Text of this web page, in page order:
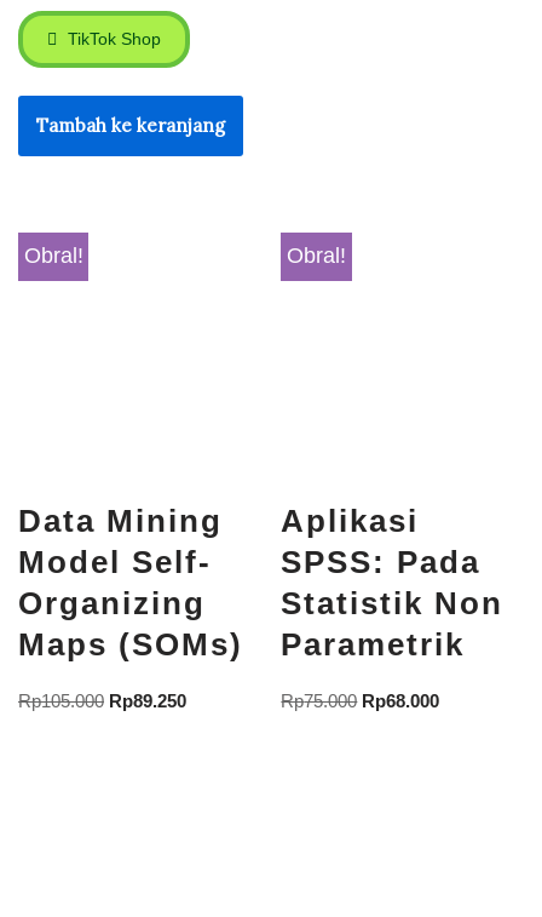
TikTok Shop
Tambah ke keranjang
Obral!
Data Mining
Model Self-
Organizing
Maps (SOMs)
Rp105.000 Rp89.250
Obral!
Aplikasi
SPSS: Pada
Statistik Non
Parametrik
Rp75.000 Rp68.000